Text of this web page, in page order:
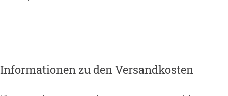
Informationen zu den Versandkosten